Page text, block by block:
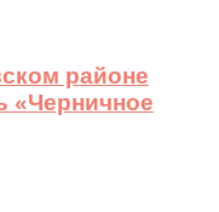
районе
«Черничное